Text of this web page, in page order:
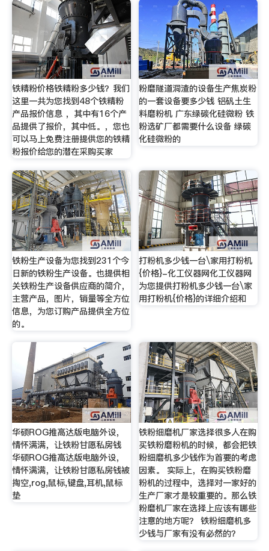
铁精粉价格铁精粉多少钱？我们
这里一共为您找到48个铁精粉
产品报价信息 ，其中有16个产
品提供了报价，其中低。，您也
可以马上免费注册提供您的铁精
粉报价给您的潜在采购买家
粉磨隧道洞渣的设备生产焦炭粉
的一套设备要多少钱 铝矾土生
料磨粉机 广东绿碳化硅微粉 铁
粉选矿厂都需要什么设备 绿碳
化硅微粉的
铁粉生产设备为您找到231个今
日新的铁粉生产设备。也提供相
关铁粉生产设备供应商的简介，
主营产品，图片，销量等全方位
信息，为您订购产品提供全方位
的。
打粉机多少钱一台\家用打粉机
{价格}-化工仪器网化工仪器网
为您提供打粉机多少钱一台\家
用打粉机{价格}的详细介绍和
华硕ROG推高达版电脑外设，
情怀满满，让铁粉甘愿私房钱
华硕ROG推高达版电脑外设，
情怀满满，让铁粉甘愿私房钱被
掏空,rog,鼠标,键盘,耳机,鼠标
垫
铁粉细磨机厂家选择很多人在购
买铁粉磨粉机的时候，都会把铁
粉细磨机多少钱作为首要的考虑
因素。 实际上，在购买铁粉磨
粉机的过程中，选择对一家好的
生产厂家才是较重要的。那么铁
粉磨机厂家在选择上应该有哪些
注意的地方呢？ 铁粉细磨机多
少钱与厂家有没有必然的？